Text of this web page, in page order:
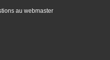
au webmaster